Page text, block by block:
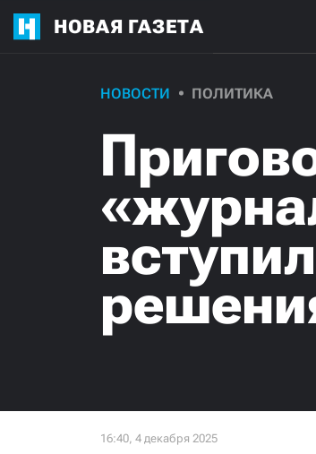
НОВАЯ ГАЗЕТА
НОВОСТИ ПОЛИТИКА